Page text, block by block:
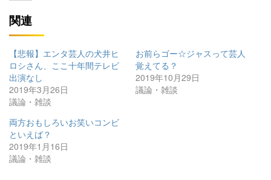
関連
【悲報】エンタ芸人の犬井ヒ
ロシさん、ここ十年間テレビ
出演なし
2019年3月26日
議論・雑談
お前らゴー☆ジャスって芸人
覚えてる？
2019年10月29日
議論・雑談
両方おもしろいお笑いコンビ
といえば？
2019年1月16日
議論・雑談